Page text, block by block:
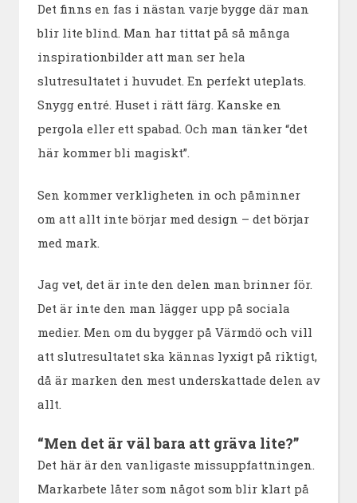
Det finns en fas i nästan varje bygge där man
blir lite blind. Man har tittat på så många
inspirationbilder att man ser hela
slutresultatet i huvudet. En perfekt uteplats.
Snygg entré. Huset i rätt färg. Kanske en
pergola eller ett spabad. Och man tänker “det
här kommer bli magiskt”.
Sen kommer verkligheten in och påminner
om att allt inte börjar med design – det börjar
med mark.
Jag vet, det är inte den delen man brinner för.
Det är inte den man lägger upp på sociala
medier. Men om du bygger på Värmdö och vill
att slutresultatet ska kännas lyxigt på riktigt,
då är marken den mest underskattade delen av
allt.
“Men det är väl bara att gräva lite?”
Det här är den vanligaste missuppfattningen.
Markarbete låter som något som blir klart på